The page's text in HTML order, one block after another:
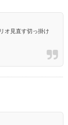
オ見直す切っ掛け